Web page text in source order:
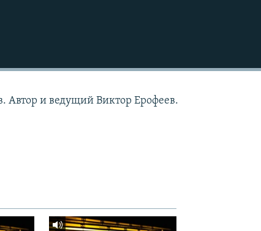
Автор и ведущий Виктор Ерофеев.